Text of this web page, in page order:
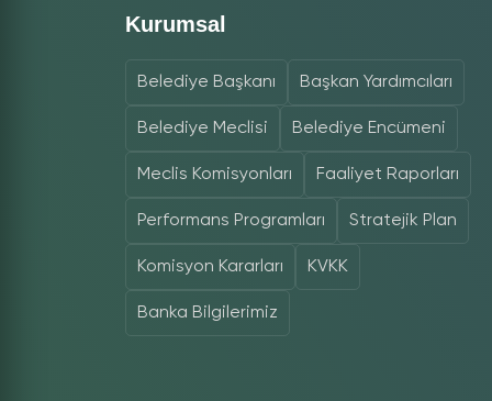
Kurumsal
Belediye Başkanı Başkan Yardımcıları
Belediye Meclisi Belediye Encümeni
Meclis Komisyonları Faaliyet Raporları
Performans Programları Stratejik Plan
Komisyon Kararları KVKK
Banka Bilgilerimiz